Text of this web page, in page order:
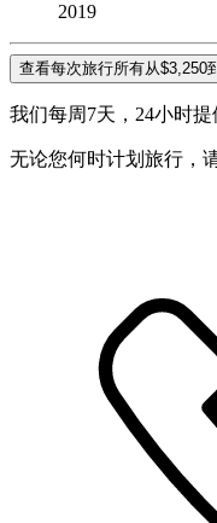
2019
查看每次旅行所有从$3,250
我们每周7天，24小时提
无论您何时计划旅行，